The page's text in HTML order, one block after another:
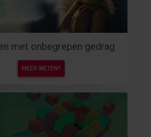
met onbegrepen gedrag
MEER WETEN?